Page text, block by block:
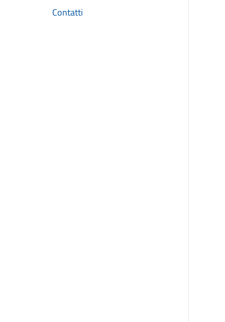
Contatti